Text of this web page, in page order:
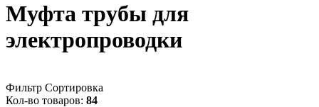
Муфта трубы для
электропроводки
Фильтр Сортировка
Кол-во товаров: 84